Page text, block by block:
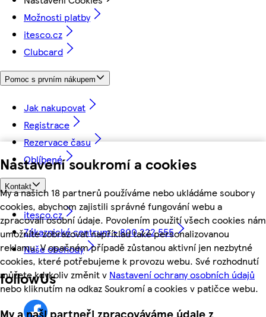
Nastavení soukromí a cookies
My a našich 18 partnerů používáme nebo ukládáme soubory
cookies, abychom zajistili správné fungování webu a
zpracovali osobní údaje. Povolením použití všech cookies nám
umožníte zobrazovat například také personalizovanou
reklamu. V opačném případě zůstanou aktivní jen nezbytné
cookies, které potřebujeme k provozu webu. Své rozhodnutí
můžete kdykoliv změnit v Nastavení ochrany osobních údajů
nebo kliknutím na odkaz Soukromí a cookies v patičce webu.
Možnosti platby
itesco.cz
Clubcard
Pomoc s prvním nákupem
Jak nakupovat
Registrace
Rezervace času
Oblíbené
Kontakt
itesco.cz
Zákaznické centrum - 800 222 555
Naše obchody
followUs